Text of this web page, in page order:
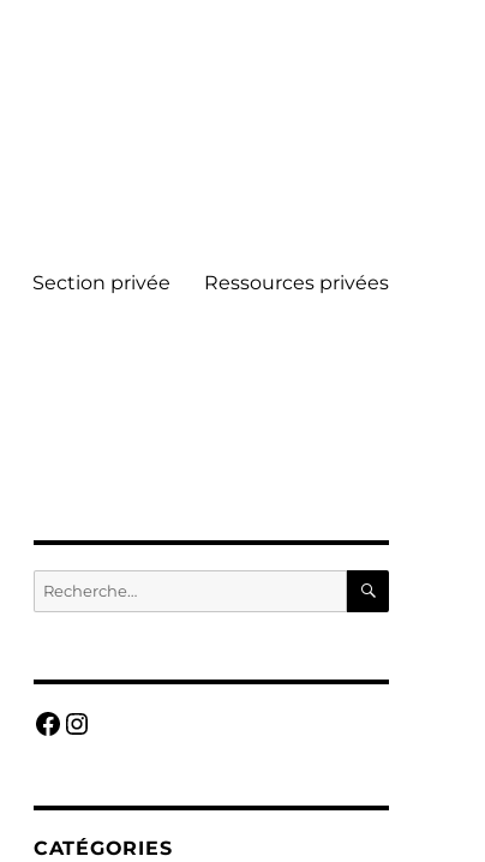
Section privée Ressources privées
Recherche
pour :
Facebook
Instagram
CATÉGORIES